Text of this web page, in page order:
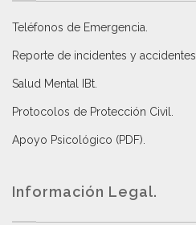
Teléfonos de Emergencia.
Reporte de incidentes y accidentes
Salud Mental IBt
Protocolos de Protección Civil
Apoyo Psicológico (PDF)
Información Legal.